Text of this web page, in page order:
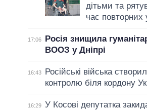
дітьми та
час повторних
17:06
Росія знищила
ВООЗ у Дніпрі
16:43
Російські війська
контролю біля кордону
16:29 У Косові депутатка